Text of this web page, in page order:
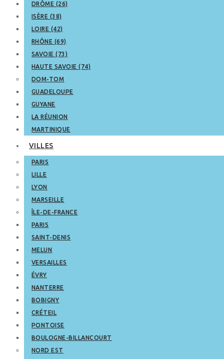
DRÔME (26)
ISÈRE (38)
LOIRE (42)
RHÔNE (69)
SAVOIE (73)
HAUTE SAVOIE (74)
DOM-TOM
GUADELOUPE
GUYANE
LA RÉUNION
MARTINIQUE
VILLES
PARIS
LILLE
LYON
MARSEILLE
ÎLE-DE-FRANCE
PARIS
SAINT-DENIS
MELUN
VERSAILLES
ÉVRY
NANTERRE
BOBIGNY
CRÉTEIL
PONTOISE
BOULOGNE-BILLANCOURT
NORD EST